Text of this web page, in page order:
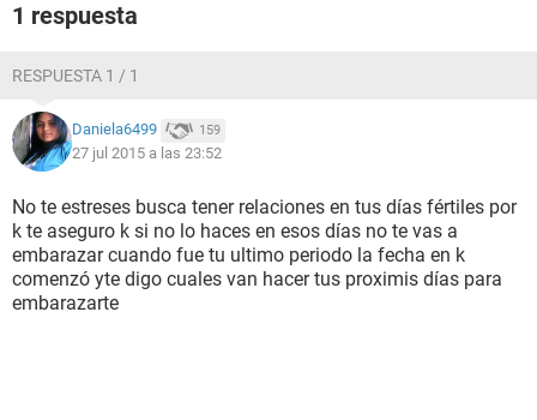
1 respuesta
RESPUESTA 1 / 1
Daniela6499 159
27 jul 2015 a las 23:52
No te estreses busca tener relaciones en tus días fértiles por
k te aseguro k si no lo haces en esos días no te vas a
embarazar cuando fue tu ultimo periodo la fecha en k
comenzó yte digo cuales van hacer tus proximis días para
embarazarte